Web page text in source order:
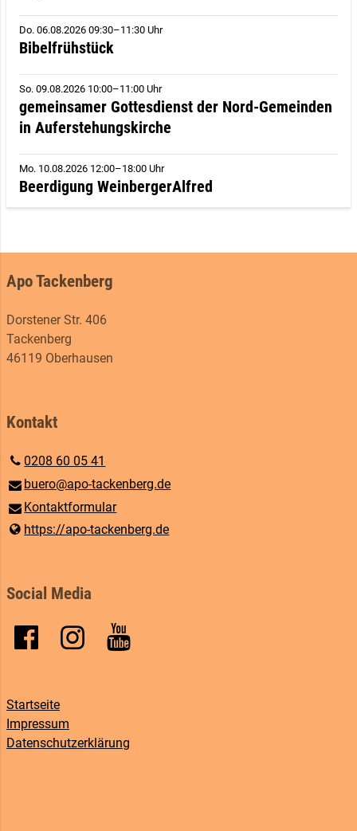
Do. 06.08.2026 09:30–11:30 Uhr
Bibelfrühstück
So. 09.08.2026 10:00–11:00 Uhr
gemeinsamer Gottesdienst der Nord-Gemeinden
in Auferstehungskirche
Mo. 10.08.2026 12:00–18:00 Uhr
Beerdigung WeinbergerAlfred
Apo Tackenberg
Dorstener Str. 406
Tackenberg
46119 Oberhausen
Kontakt
0208 60 05 41
buero@​apo-tackenberg.​de
Kontaktformular
https://apo-tackenberg.​de
Social Media
Startseite
Impressum
Datenschutzerklärung